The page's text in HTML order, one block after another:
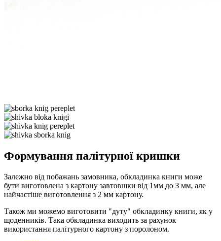
Формування палітурної кришки
Залежно від побажань замовника, обкладинка книги може
бути виготовлена ​​з картону завтовшки від 1мм до 3 мм, але
найчастіше виготовлення з 2 мм картону.
Також ми можемо виготовити "дуту" обкладинку книги, як у
щоденників. Така обкладинка виходить за рахунок
використання палітурного картону з поролоном.